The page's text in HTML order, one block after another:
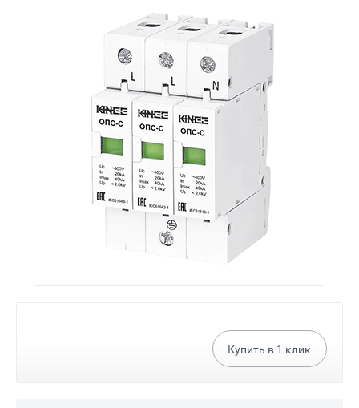
Купить в 1 клик